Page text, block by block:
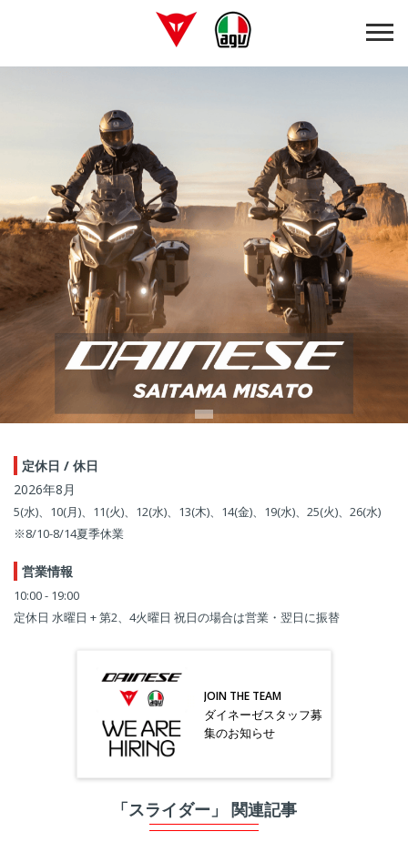
定休日 / 休日
2026年8月
5(水)、10(月)、11(火)、12(水)、13(木)、14(金)、19(水)、25(火)、26(水)
※8/10-8/14夏季休業
営業情報
10:00 - 19:00
定休日 水曜日 + 第2、4火曜日 祝日の場合は営業・翌日に振替
JOIN THE TEAM
ダイネーゼスタッフ募
集のお知らせ
「スライダー」 関連記事